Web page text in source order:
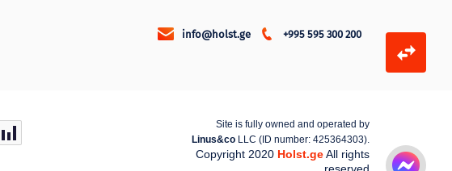
info@holst.ge +995 595 300 200
Site is fully owned and operated by
Linus&co LLC (ID number: 425364303).
Copyright 2020 Holst.geAll rights